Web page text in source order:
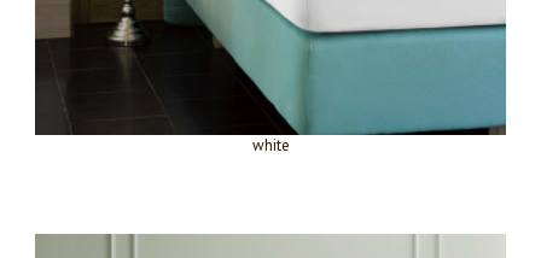
white